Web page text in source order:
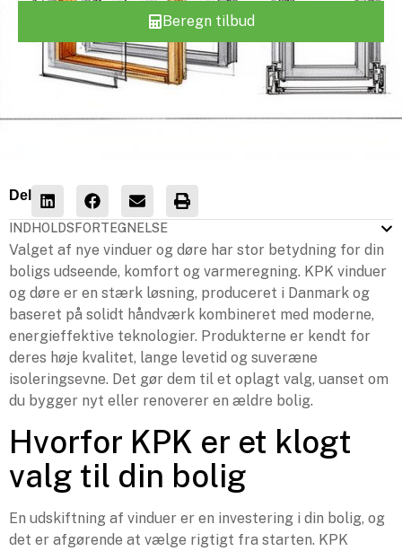
Beregn tilbud
Del
INDHOLDSFORTEGNELSE
Valget af nye vinduer og døre har stor betydning for din
boligs udseende, komfort og varmeregning. KPK vinduer
og døre er en stærk løsning, produceret i Danmark og
baseret på solidt håndværk kombineret med moderne,
energieffektive teknologier. Produkterne er kendt for
deres høje kvalitet, lange levetid og suveræne
isoleringsevne. Det gør dem til et oplagt valg, uanset om
du bygger nyt eller renoverer en ældre bolig.
Hvorfor KPK er et klogt
valg til din bolig
En udskiftning af vinduer er en investering i din bolig, og
det er afgørende at vælge rigtigt fra starten. KPK